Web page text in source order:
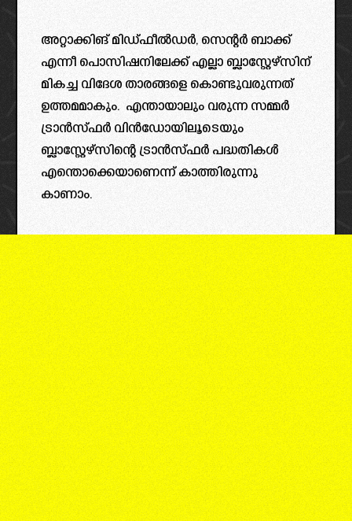
അറ്റാക്കിങ് മിഡ്‌ഫീൽഡർ, സെന്റർ ബാക്ക്
എന്നീ പൊസിഷനിലേക്ക് എല്ലാ ബ്ലാസ്റ്റേഴ്സിന്
മികച്ച വിദേശ താരങ്ങളെ കൊണ്ടുവരുന്നത്
ഉത്തമമാകും. എന്തായാലും വരുന്ന സമ്മർ
ട്രാൻസ്ഫർ വിൻഡോയിലൂടെയും
ബ്ലാസ്റ്റേഴ്സിന്റെ ട്രാൻസ്ഫർ പദ്ധതികൾ
എന്തൊക്കെയാണെന്ന് കാത്തിരുന്നു
കാണാം.